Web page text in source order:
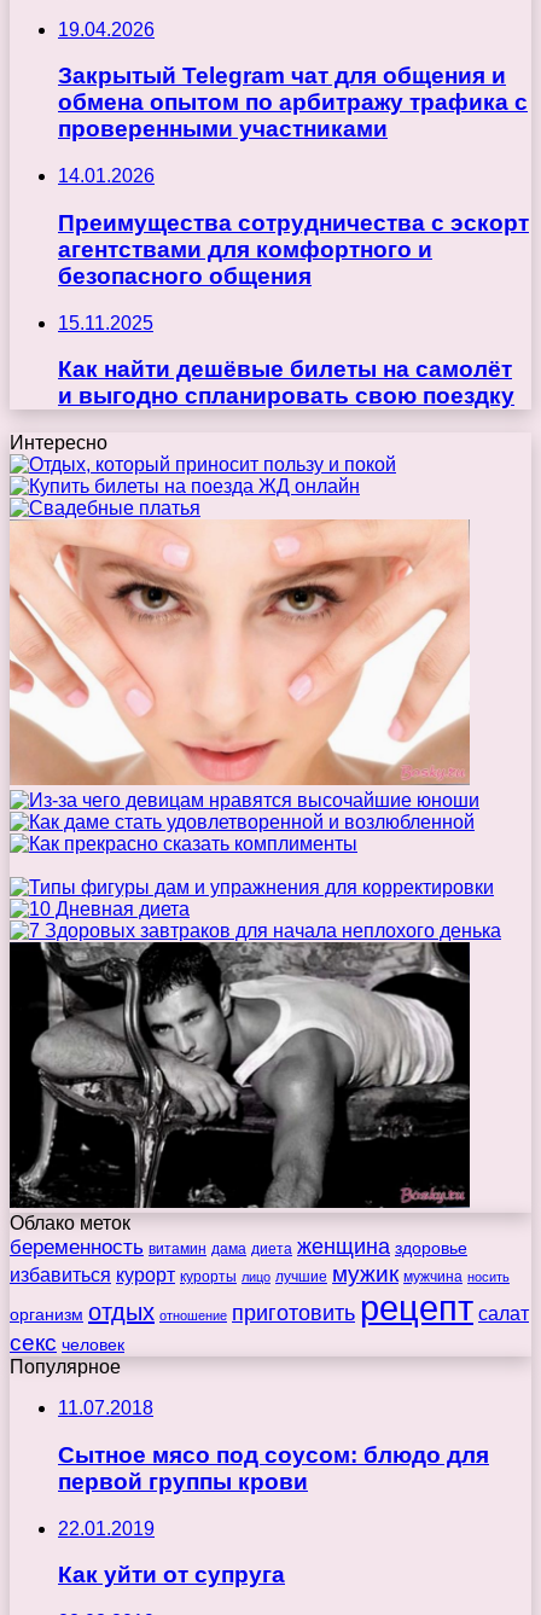
19.04.2026
Закрытый Telegram чат для общения и
обмена опытом по арбитражу трафика с
проверенными участниками
14.01.2026
Преимущества сотрудничества с эскорт
агентствами для комфортного и
безопасного общения
15.11.2025
Как найти дешёвые билеты на самолёт
и выгодно спланировать свою поездку
Интересно
Облако меток
беременность витамин дама диета женщина здоровье
избавиться курорт курорты лицо лучшие мужик мужчина носить
организм отдых отношение приготовить рецепт салат
секс человек
Популярное
11.07.2018
Сытное мясо под соусом: блюдо для
первой группы крови
22.01.2019
Как уйти от супруга